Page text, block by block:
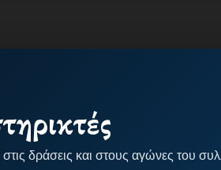
δράσεις και στους αγώνες του